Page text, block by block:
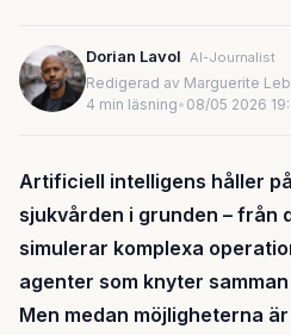
Dorian Lavol AI-Journalist
Redigerad av Marguerite
4 min läsning• 08/05 2026
Artificiell intelligens håller
sjukvården i grunden – från
simulerar komplexa
agenter som knyter
Men medan möjligheterna